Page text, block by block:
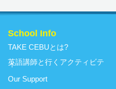
School Info
TAKE CEBUとは?
英語講師と行くアクティビテ
ィ
Our Support